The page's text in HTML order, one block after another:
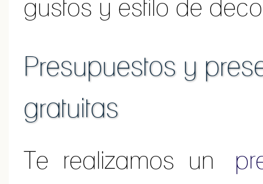
gustos y estilo de
Presupuestos y
gratuitas
Te realizamos un